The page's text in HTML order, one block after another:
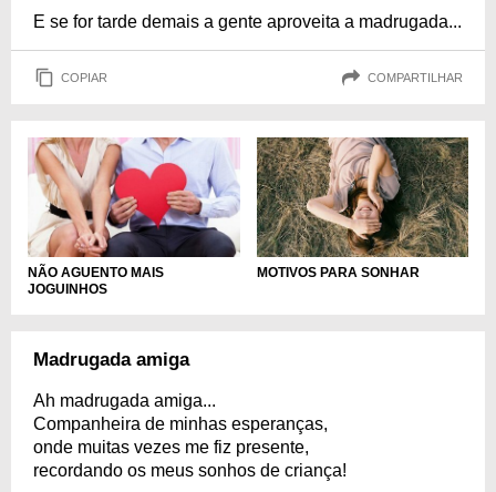
E se for tarde demais a gente aproveita a madrugada...
COPIAR COMPARTILHAR
NÃO AGUENTO MAIS
JOGUINHOS
MOTIVOS PARA SONHAR
Madrugada amiga
Ah madrugada amiga...
Companheira de minhas esperanças,
onde muitas vezes me fiz presente,
recordando os meus sonhos de criança!